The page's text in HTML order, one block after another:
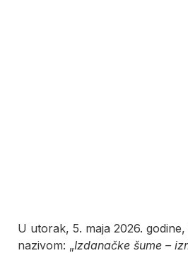
U utorak, 5. maja 2026.
nazivom: „Izdanačke šume –